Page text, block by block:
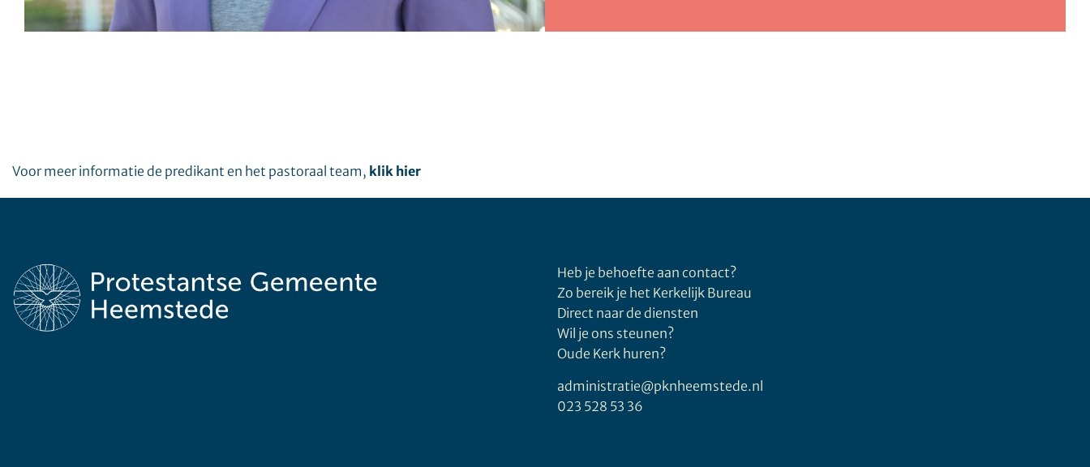
Voor meer informatie de predikant en het pastoraal team, klik hier
Heb je behoefte aan contact?
Zo bereik je het Kerkelijk Bureau
Direct naar de diensten
Wil je ons steunen?
Oude Kerk huren?
administratie@pknheemstede.nl
023 528 53 36